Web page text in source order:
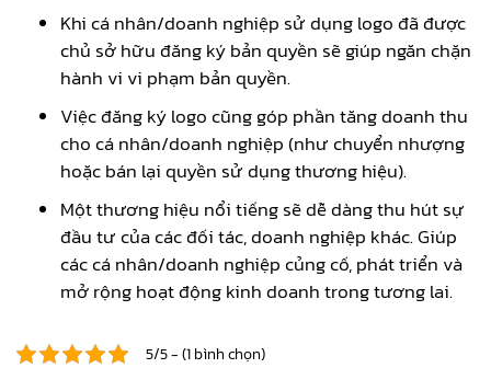
Khi cá nhân/doanh nghiệp sử dụng logo đã được
chủ sở hữu đăng ký bản quyền sẽ giúp ngăn chặn
hành vi vi phạm bản quyền.
Việc đăng ký logo cũng góp phần tăng doanh thu
cho cá nhân/doanh nghiệp (như chuyển nhượng
hoặc bán lại quyền sử dụng thương hiệu).
Một thương hiệu nổi tiếng sẽ dễ dàng thu hút sự
đầu tư của các đối tác, doanh nghiệp khác. Giúp
các cá nhân/doanh nghiệp củng cố, phát triển và
mở rộng hoạt động kinh doanh trong tương lai.
5/5 - (1 bình chọn)